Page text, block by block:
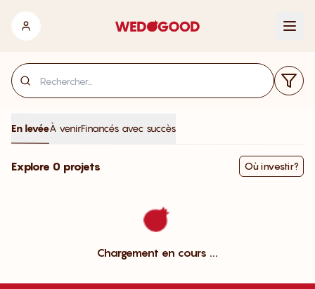
En levéeÀ venirFinancés avec succès
Explore 0 projets Où investir?
Chargement en cours .